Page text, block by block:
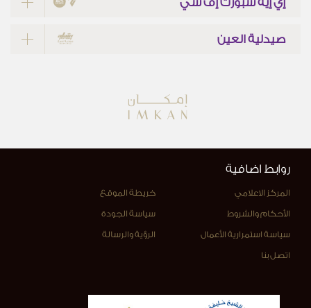
صيدلية العين
روابط اضافية
المركز الاعلامي خريطة الموقع
الأحكام والشروط سياسة الجودة
سياسة استمرارية الأعمال الرؤية والرسالة
اتصل بنا